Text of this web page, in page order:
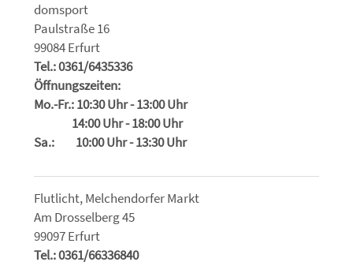
domsport
Paulstraße 16
99084 Erfurt
Tel.: 0361/6435336
Öffnungszeiten:
Mo.-Fr.: 10:30 Uhr - 13:00 Uhr
14:00 Uhr - 18:00 Uhr
Sa.: 10:00 Uhr - 13:30 Uhr
Flutlicht, Melchendorfer Markt
Am Drosselberg 45
99097 Erfurt
Tel.: 0361/66336840